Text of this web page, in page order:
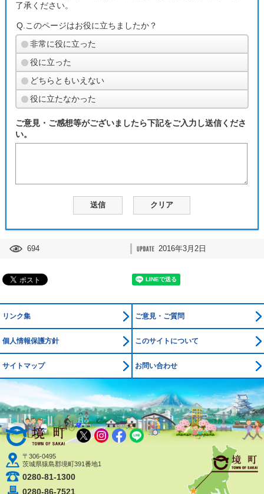
了承ください。
Q.このページはお役に立ちましたか？
非常に役に立った
役に立った
どちらともいえない
役に立たなかった
ご意見・ご感想等がございましたら下記をご入力し送信くださ
い。
694 2016年3月2日
リンク集 ご意見・ご質問
個人情報保護方針 このサイトについて
サイトマップ お問い合わせ
境町公式ホームページ
〒306-0495
茨城県猿島郡境町391番地1
0280-81-1300
0280-86-7521
X Instagram
Facebook
LINE